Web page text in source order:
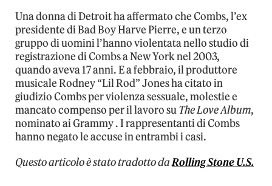
Una donna di Detroit ha affermato che Combs, l’ex
presidente di Bad Boy Harve Pierre, e un terzo
gruppo di uomini l’hanno violentata nello studio di
registrazione di Combs a New York nel 2003,
quando aveva 17 anni. E a febbraio, il produttore
musicale Rodney “Lil Rod” Jones ha citato in
giudizio Combs per violenza sessuale, molestie e
mancato compenso per il lavoro suThe Love Album,
nominato ai Grammy . I rappresentanti di Combs
hanno negato le accuse in entrambi i casi.
Questo articolo è stato tradotto daRolling Stone U.S.